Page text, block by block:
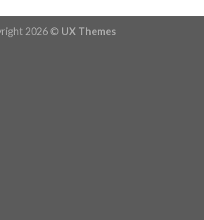
2026 © UX Themes